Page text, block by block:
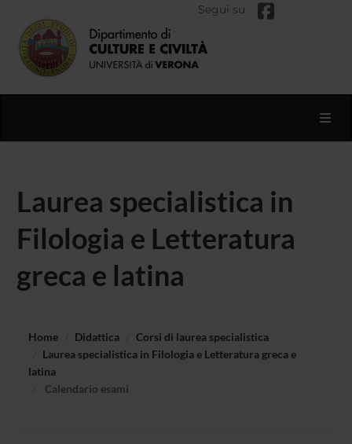
Segui su
Laurea specialistica in
Filologia e Letteratura
greca e latina
Home Didattica
Corsi di laurea specialistica
Laurea specialistica in Filologia e Letteratura greca e
latina
Calendario esami